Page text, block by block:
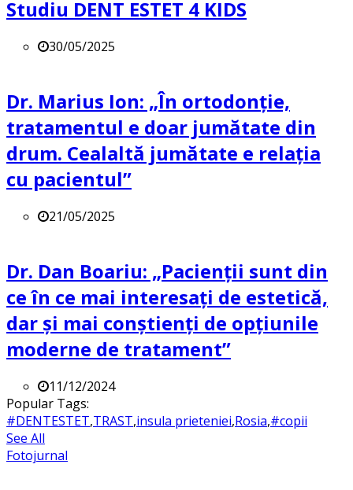
Studiu DENT ESTET 4 KIDS
30/05/2025
Dr. Marius Ion: „În ortodonție,
tratamentul e doar jumătate din
drum. Cealaltă jumătate e relația
cu pacientul”
21/05/2025
Dr. Dan Boariu: „Pacienții sunt din
ce în ce mai interesați de estetică,
dar și mai conștienți de opțiunile
moderne de tratament”
11/12/2024
Popular Tags:
#DENTESTET,TRAST,insula prieteniei,Rosia,#copii
See All
Fotojurnal